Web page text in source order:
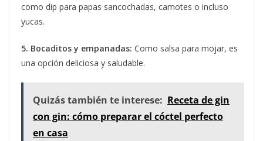
como dip para papas sancochadas, camotes o incluso
yucas.
5. Bocaditos y empanadas: Como salsa para mojar, es
una opción deliciosa y saludable.
Quizás también te interese: Receta de gin
con gin: cómo preparar el cóctel perfecto
en casa